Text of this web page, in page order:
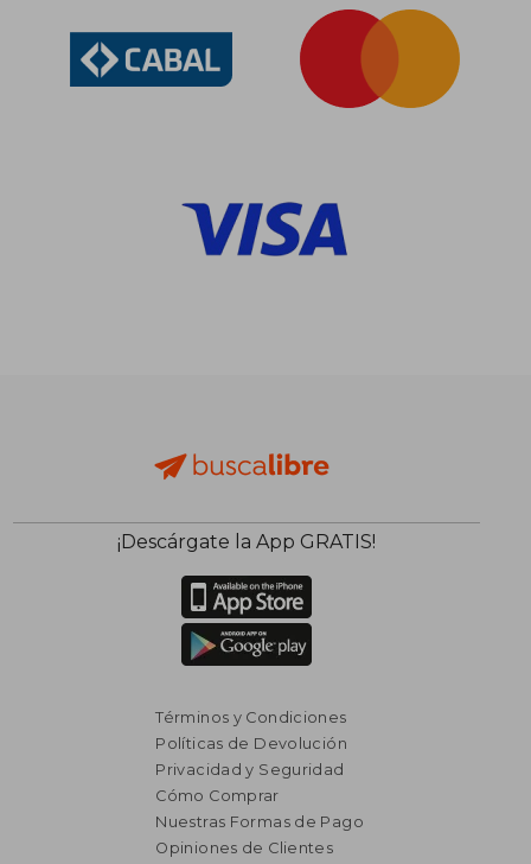
¡Descárgate la App GRATIS!
Términos y Condiciones
Políticas de Devolución
Privacidad y Seguridad
Cómo Comprar
Nuestras Formas de Pago
Opiniones de Clientes